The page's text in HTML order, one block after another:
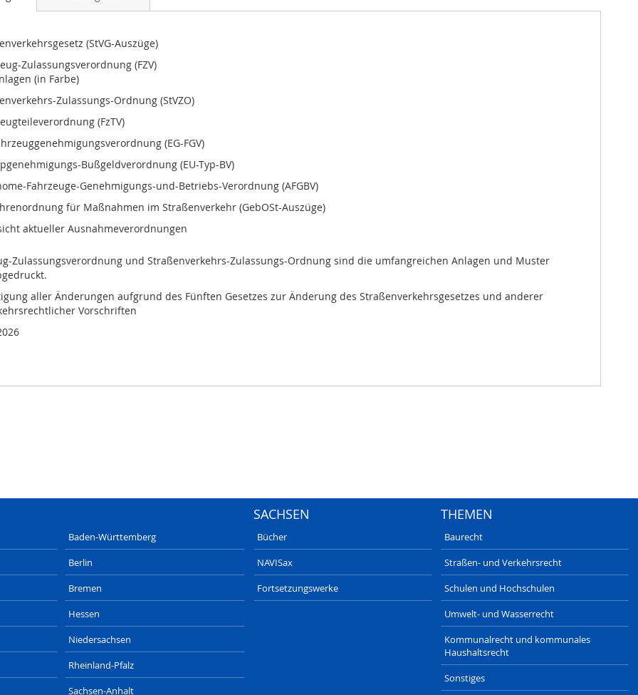
(StVG-Auszüge)
Zulassungsverordnung (FZV)
(in Farbe)
Zulassungs-Ordnung (StVZO)
(FzTV)
(EG-FGV)
Bußgeldverordnung (EU-Typ-BV)
Fahrzeuge-Genehmigungs-und-Betriebs-Verordnung (AFGBV)
für Maßnahmen im Straßenverkehr (GebOSt-Auszüge)
aktueller Ausnahmeverordnungen
Zulassungsverordnung und Straßenverkehrs-Zulassungs-Ordnung sind die umfangreichen Anlagen und Muster
aller Änderungen aufgrund des Fünften Gesetzes zur Änderung des Straßenverkehrsgesetzes und anderer
Vorschriften
Baden-Württemberg
Berlin
Bremen
Hessen
Niedersachsen
Rheinland-Pfalz
Sachsen-Anhalt
SACHSEN
Bücher
NAVISax
Fortsetzungswerke
THEMEN
Baurecht
Straßen- und Verkehrsrecht
Schulen und Hochschulen
Umwelt- und Wasserrecht
Kommunalrecht und kommunales
Haushaltsrecht
Sonstiges